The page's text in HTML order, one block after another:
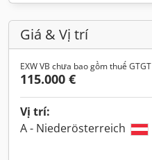
Giá & Vị trí
EXW VB chưa bao gồm thuế GTGT
115.000 €
Vị trí:
A - Niederösterreich